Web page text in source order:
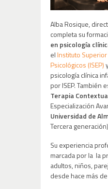
Alba Rosique,
completa su
en psicología
elInstituto
Psicológicos (ISEP)
psicología clínica
por ISEP. También
Terapia
Especialización
Universidad de
Tercera
Su experiencia
marcada por la la
adultos, niños,
desde hace más